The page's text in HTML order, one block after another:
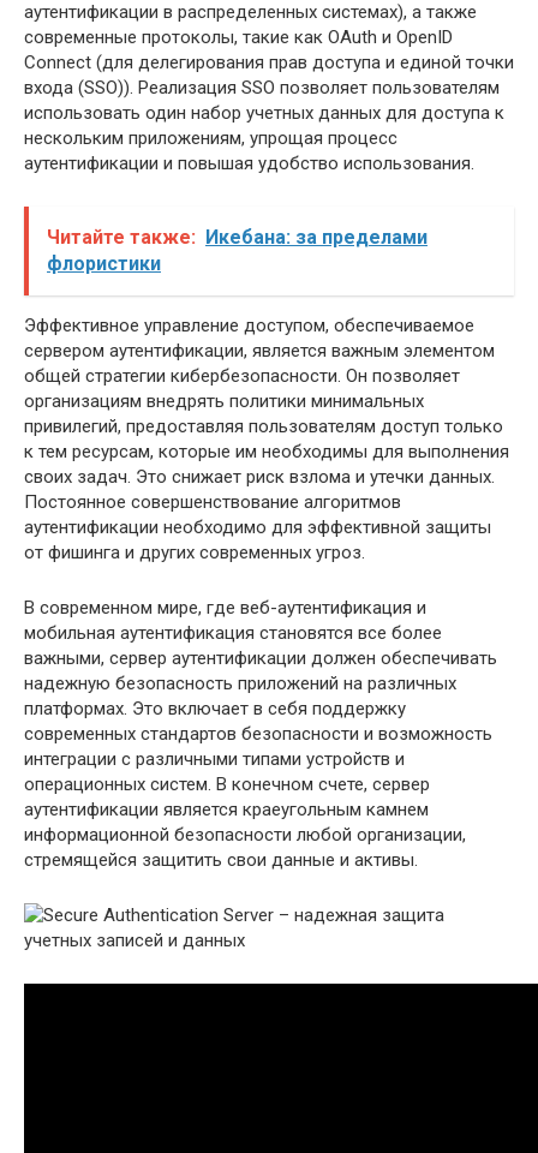
аутентификации в распределенных системах), а также
современные протоколы, такие как OAuth и OpenID
Connect (для делегирования прав доступа и единой точки
входа (SSO)). Реализация SSO позволяет пользователям
использовать один набор учетных данных для доступа к
нескольким приложениям, упрощая процесс
аутентификации и повышая удобство использования.
Читайте также: Икебана: за пределами
флористики
Эффективное управление доступом, обеспечиваемое
сервером аутентификации, является важным элементом
общей стратегии кибербезопасности. Он позволяет
организациям внедрять политики минимальных
привилегий, предоставляя пользователям доступ только
к тем ресурсам, которые им необходимы для выполнения
своих задач. Это снижает риск взлома и утечки данных.
Постоянное совершенствование алгоритмов
аутентификации необходимо для эффективной защиты
от фишинга и других современных угроз.
В современном мире, где веб-аутентификация и
мобильная аутентификация становятся все более
важными, сервер аутентификации должен обеспечивать
надежную безопасность приложений на различных
платформах. Это включает в себя поддержку
современных стандартов безопасности и возможность
интеграции с различными типами устройств и
операционных систем. В конечном счете, сервер
аутентификации является краеугольным камнем
информационной безопасности любой организации,
стремящейся защитить свои данные и активы.